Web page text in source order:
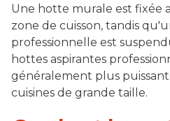
Une hotte murale est fixée
zone de cuisson, tandis
professionnelle est
hottes aspirantes
généralement plus
cuisines de grande taille.